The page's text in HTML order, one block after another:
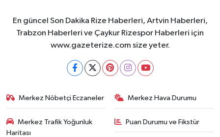
En güncel Son Dakika Rize Haberleri, Artvin Haberleri,
Trabzon Haberleri ve Çaykur Rizespor Haberleri için
www.gazeterize.com size yeter.
Merkez Nöbetçi Eczaneler Merkez Hava Durumu
Merkez Trafik Yoğunluk
Haritası
Puan Durumu ve Fikstür